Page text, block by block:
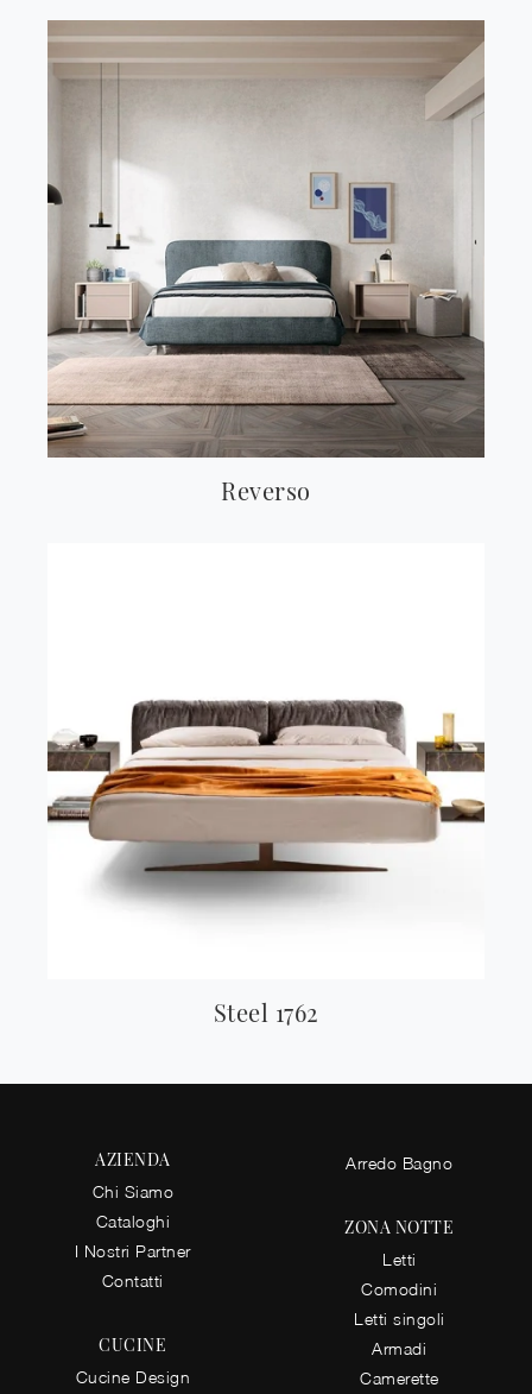
Reverso
Steel 1762
AZIENDA
Chi Siamo
Cataloghi
I Nostri Partner
Contatti
CUCINE
Cucine Design
Arredo Bagno
ZONA NOTTE
Letti
Comodini
Letti singoli
Armadi
Camerette